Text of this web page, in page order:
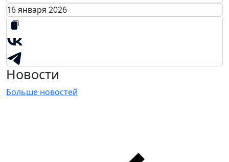
16 января 2026
Новости
Больше новостей